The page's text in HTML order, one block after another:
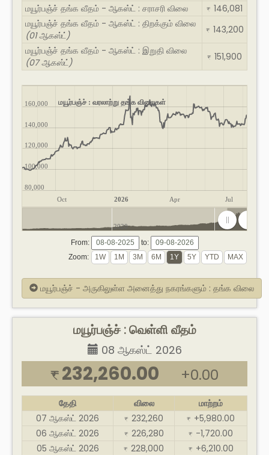
மயூர்பஞ்ச் தங்க வீதம் - ஆகஸ்ட் : சராசரி விலை
₹ 146,081
மயூர்பஞ்ச் தங்க வீதம் - ஆகஸ்ட் : திறக்கும் விலை
(01 ஆகஸ்ட்)
₹ 143,200
மயூர்பஞ்ச் தங்க வீதம் - ஆகஸ்ட் : இறுதி விலை
(07 ஆகஸ்ட்)
₹ 151,900
மயூர்பஞ்ச் : வரலாற்று தங்க விலைகள்
Oct 2026 Apr Jul
80,000
100,000
120,000
140,000
160,000
2020 2025
From:
to:
Zoom:
மயூர்பஞ்ச் - அருகிலுள்ள அனைத்து நகரங்களும் : தங்க விலை
மயூர்பஞ்ச் : வெள்ளி வீதம்
08 ஆகஸ்ட் 2026
₹ 232,260.00 +0.00
தேதி விலை
மாற்றம்
07 ஆகஸ்ட் 2026
₹ 232,260 ₹ +5,980.00
06 ஆகஸ்ட் 2026
₹ 226,280 ₹ -1,720.00
05 ஆகஸ்ட் 2026
₹ 228,000 ₹ +6,210.00